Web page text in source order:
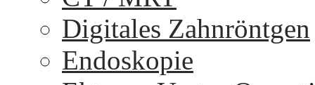
Digitales Zahnröntgen
Endoskopie